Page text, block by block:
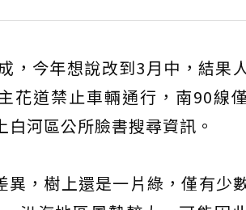
，今年想說改到3月中，結果
花道禁止車輛通行，南90線
河區公所臉書搜尋資訊。
，樹上還是一片綠，僅有少